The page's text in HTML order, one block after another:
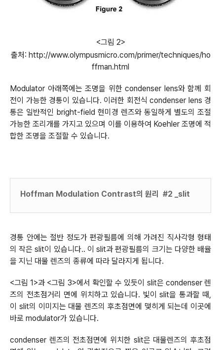
<그림 2>
출처: http://www.olympusmicro.com/primer/techniques/ho
ffman.html
Modulator 아래쪽에는 조명을 위한 condenser lens와 함께 회
전이 가능한 경통이 있습니다. 이러한 회전식 condenser lens 경
통은 일반적인 bright-field 현미경 렌즈와 동일하게 별도의 조절
가능한 조리개를 가지고 있으며 이를 이용하여 Koehler 조명에 적
합한 조명을 조절할 수 있습니다.
Hoffman Modulation Contrast의 원리 #2 _slit
경통 안에는 절반 정도가 편광필름에 의해 가려진 직사각형 형태
의 작은 slit이 있습니다.. 이 slit과 편광필름의 크기는 다양한 배율
을 지닌 대물 렌즈의 종류에 따라 달라지게 됩니다.
<그림 1>과 <그림 3>에서 확인할 수 있듯이 slit은 condenser 렌
즈의 전초점거리 면에 위치하고 있습니다. 빛이 slit을 통과할 때,
이 slit의 이미지는 대물 렌즈의 후초점면에 맺히게 되는데 이곳에
바로 modulator가 있습니다.
condenser 렌즈의 전초점면에 위치한 slit은 대물렌즈의 후초점